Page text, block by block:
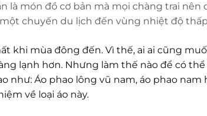
là món đồ cơ bản mà mọi chàng trai nên
chuyến du lịch đến vùng nhiệt độ
khi mùa đông đến. Vì thế, ai ai cũng
lạnh hơn. Nhưng làm thế nào để có
như: Áo phao lông vũ nam, áo phao nam
về loại áo này.